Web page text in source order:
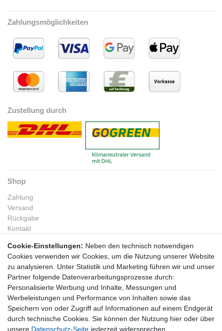
Zahlungsmöglichkeiten
Zustellung durch
Shop
Zahlung
Versand
Rückgabe
Kontakt
Informationen
Mehrwertsteuerbefreiung für Photovoltaikanlagen ab 2023
Fragen & Fakten rund um das Balkonkraftwerk
Unternehmen
Widerrufsrecht
Bestellung widerrufen
Cookie-Einstellungen: Neben den technisch notwendigen
Cookies verwenden wir Cookies, um die Nutzung unserer Website
zu analysieren. Unter Statistik und Marketing führen wir und unser
Partner folgende Datenverarbeitungsprozesse durch:
Personalisierte Werbung und Inhalte, Messungen und
Werbeleistungen und Performance von Inhalten sowie das
Speichern von oder Zugriff auf Informationen auf einem Endgerät
durch technische Cookies. Sie können der Nutzung hier oder über
unsere Datenschutz-Seite jederzeit widersprechen.